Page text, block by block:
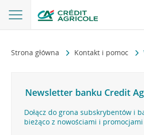
Strona główna Kontakt i pomoc
Newsletter banku Credit
Dołącz do grona subskrybentów i
bieżąco z nowościami i promocjami